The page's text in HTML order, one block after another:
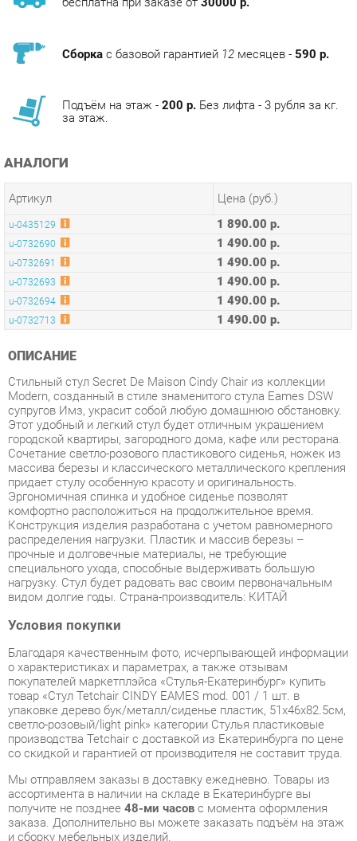
Подъём на этаж - 200 р. Без лифта - 3 рубля за кг.
АНАЛОГИ
u-0732690 1 490.00 р.
1 490.00 р.
1 490.00 р.
u-0732713 1 490.00 р.
ОПИСАНИЕ
Стильный стул Secret De Maison Cindy Chair из коллекции
супругов Имз, украсит собой любую домашнюю обстановку.
городской квартиры, загородного дома, кафе или ресторана.
Сочетание светло-розового пластикового сиденья, ножек из
массива березы и классического металлического крепления
придает стулу особенную красоту и оригинальность.
Эргономичная спинка и удобное сиденье позволят
комфортно расположиться на продолжительное время.
Конструкция изделия разработана с учетом равномерного
распределения нагрузки. Пластик и массив березы –
прочные и долговечные материалы, не требующие
специального ухода, способные выдерживать большую
нагрузку. Стул будет радовать вас своим первоначальным
видом долгие годы. Страна-производитель: КИТАЙ
Условия покупки
Благодаря качественным фото, исчерпывающей информации
о характеристиках и параметрах, а также отзывам
товар «Стул Tetchair CINDY EAMES mod. 001 / 1 шт. в
светло-розовый/light pink» категории Стулья пластиковые
производства Tetchair с доставкой из Екатеринбурга по цене
со скидкой и гарантией от производителя не составит труда.
Мы отправляем заказы в доставку ежедневно. Товары из
ассортимента в наличии на складе в Екатеринбурге вы
получите не позднее48-ми часовс момента оформления
заказа. Дополнительно вы можете заказать подъём на этаж
Срок доставки в другие регионы, и для товаров, находящихся
на складах производителей, рассчитывается индивидуально.
Уточнить наличие, срок и стоимость доставки вы можете
через формуобратной связи.